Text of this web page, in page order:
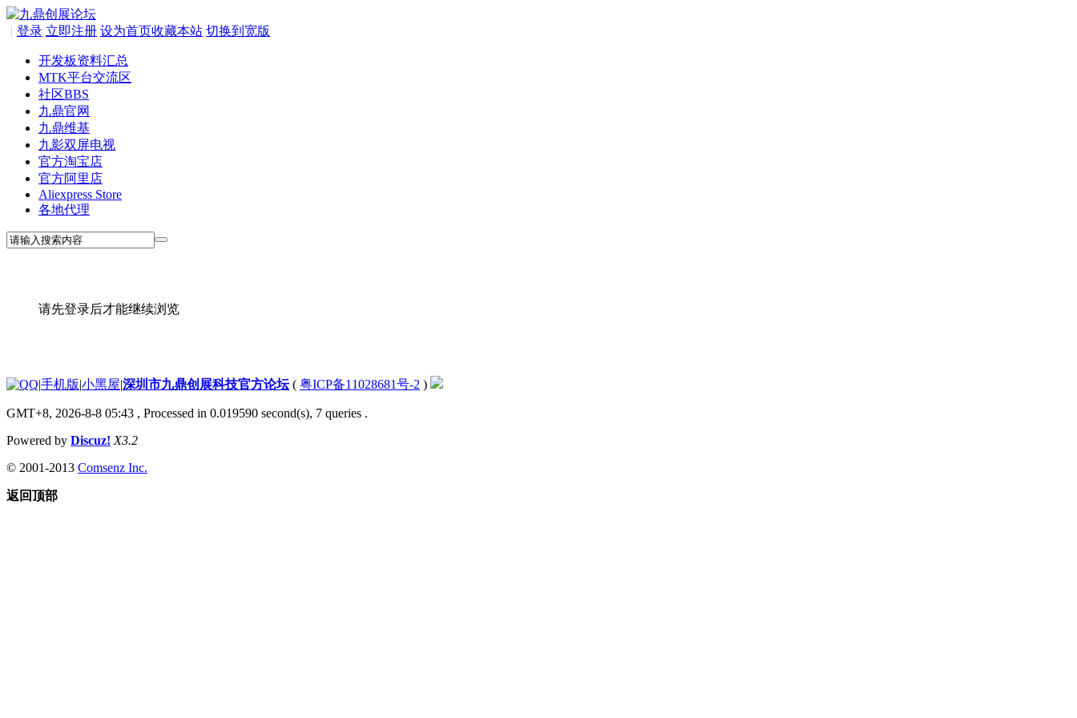
登录
| 立即注册 设为首页收藏本站 切换到宽版
开发板资料汇总
MTK平台交流区
社区BBS
九鼎官网
九鼎维基
九影双屏电视
官方淘宝店
官方阿里店
Aliexpress Store
各地代理
请先登录后才能继续浏览
|手机版|小黑屋|深圳市九鼎创展科技官方论坛( 粤ICP备11028681号-2 )
GMT+8, 2026-8-8 05:43 , Processed in 0.019590 second(s), 7 queries .
Powered by Discuz! X3.2
© 2001-2013 Comsenz Inc.
返回顶部